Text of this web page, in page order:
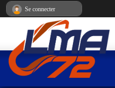
Se connecter
Panneau de gestion des cookies